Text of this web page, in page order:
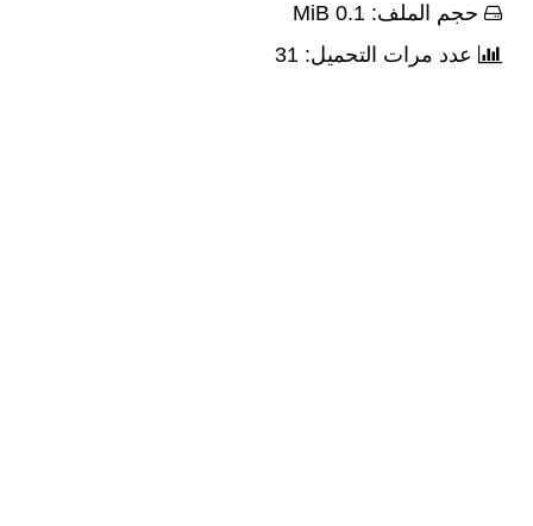
حجم الملف: 0.1 MiB
عدد مرات التحميل: 31